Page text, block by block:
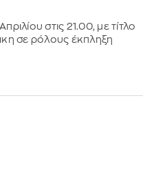
στις 21.00, με τίτλο
σε ρόλους έκπληξη